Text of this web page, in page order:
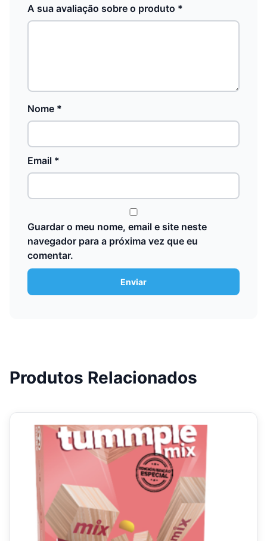
A sua avaliação sobre o produto *
Nome *
Email *
Guardar o meu nome, email e site neste
navegador para a próxima vez que eu
comentar.
Produtos Relacionados